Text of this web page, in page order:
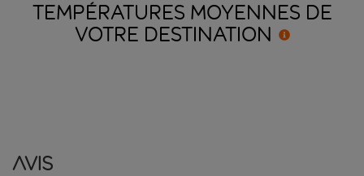
TEMPÉRATURES MOYENNES DE
VOTRE DESTINATION
Avis